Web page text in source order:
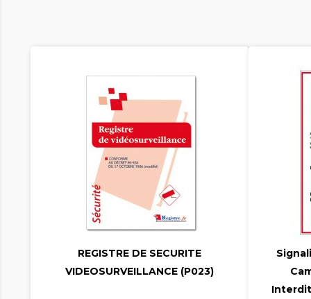
REGISTRE DE SECURITE
VIDEOSURVEILLANCE (P023)